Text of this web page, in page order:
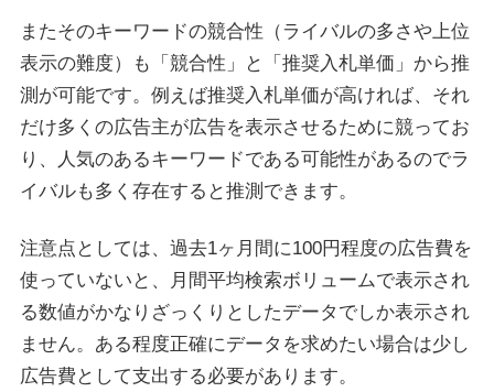
またそのキーワードの競合性（ライバルの多さや上位
表示の難度）も「競合性」と「推奨入札単価」から推
測が可能です。例えば推奨入札単価が高ければ、それ
だけ多くの広告主が広告を表示させるために競ってお
り、人気のあるキーワードである可能性があるのでラ
イバルも多く存在すると推測できます。
注意点としては、過去1ヶ月間に100円程度の広告費を
使っていないと、月間平均検索ボリュームで表示され
る数値がかなりざっくりとしたデータでしか表示され
ません。ある程度正確にデータを求めたい場合は少し
広告費として支出する必要があります。